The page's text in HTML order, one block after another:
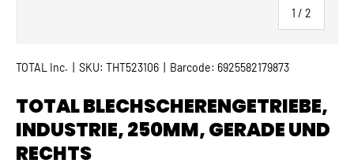
1 / von
2
TOTAL Inc. SKU: THT523106 Barcode: 6925582179873
TOTAL BLECHSCHERENGETRIEBE,
INDUSTRIE, 250MM, GERADE UND
RECHTS